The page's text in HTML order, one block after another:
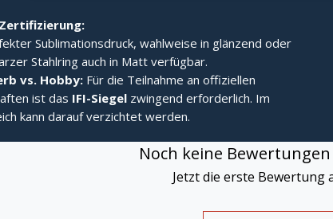
Sublimationsdruck, wahlweise in glänzend oder
Stahlring auch in Matt verfügbar.
vs. Hobby: Für die Teilnahme an offiziellen
ist das IFI-Siegel zwingend erforderlich. Im
kann darauf verzichtet werden.
Noch keine
Jetzt die erste Bewertung